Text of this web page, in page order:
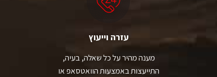
עזרה וייעוץ
מענה מהיר על כל שאלה, בעיה,
התייעצות באמצעות הוואטסאפ או